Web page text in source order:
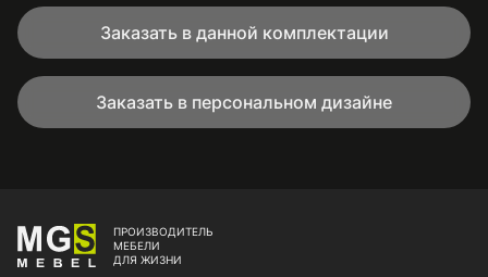
Заказать в данной комплектации
Заказать в персональном дизайне
ПРОИЗВОДИТЕЛЬ
МЕБЕЛИ
ДЛЯ ЖИЗНИ